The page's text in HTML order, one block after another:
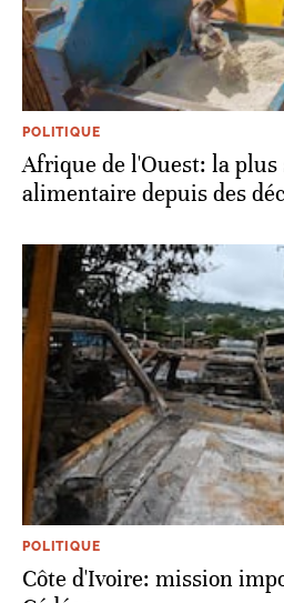
POLITIQUE
Afrique de l'Ouest: la plus
alimentaire depuis des
POLITIQUE
Côte d'Ivoire: mission